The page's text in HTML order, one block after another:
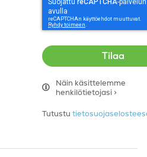
Näin käsittelemme
henkilötietojasi >
Tutustu